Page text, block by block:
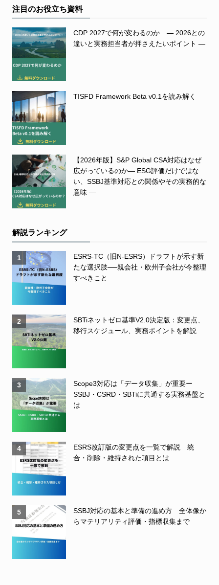
注目のお役立ち資料
CDP 2027で何が変わるのか ― 2026との
違いと実務担当者が押さえたいポイント ―
TISFD Framework Beta v0.1を読み解く
【2026年版】S&P Global CSA対応はなぜ
広がっているのか― ESG評価だけではな
い、SSBJ基準対応との関係やその実務的な
意味 ―
解説ランキング
1
ESRS-TC（旧N-ESRS）ドラフトが示す新
たな選択肢──親会社・欧州子会社が今整理
すべきこと
2
SBTiネットゼロ基準V2.0決定版：変更点、
移行スケジュール、実務ポイントを解説
3
Scope3対応は「データ収集」が重要ー
SSBJ・CSRD・SBTiに共通する実務基盤と
は
4
ESRS改訂版の変更点を一覧で解説 統
合・削除・維持された項目とは
5
SSBJ対応の基本と準備の進め方 全体像か
らマテリアリティ評価・指標収集まで